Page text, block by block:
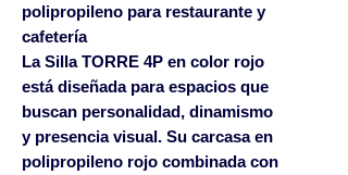
polipropileno para restaurante y
cafetería
LaSilla TORRE 4P en color rojo
está diseñada para espacios que
buscan personalidad, dinamismo
y presencia visual. Su carcasa en
polipropileno rojo combinada con